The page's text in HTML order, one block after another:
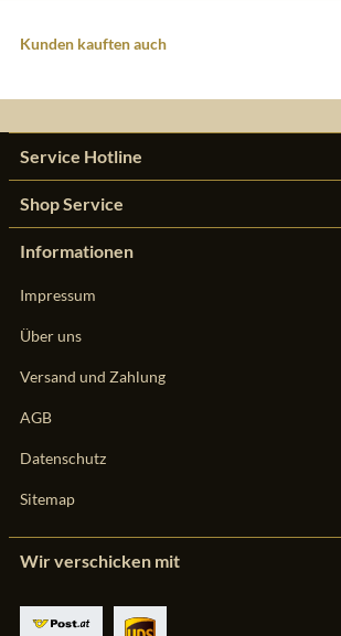
Kunden kauften auch
Service Hotline
Shop Service
Informationen
Impressum
Über uns
Versand und Zahlung
AGB
Datenschutz
Sitemap
Wir verschicken mit